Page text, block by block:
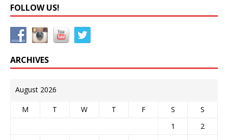
FOLLOW US!
ARCHIVES
August 2026
M T W T F S
S
1
2